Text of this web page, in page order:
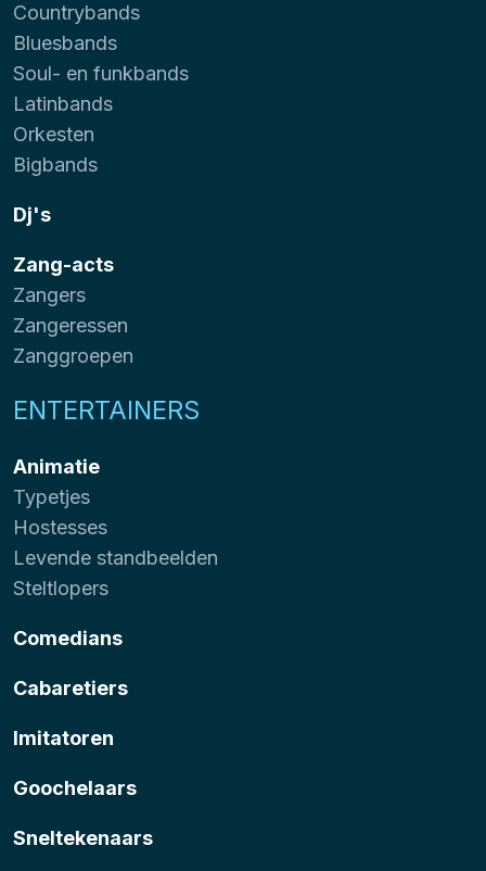
Countrybands
Bluesbands
Soul- en funkbands
Latinbands
Orkesten
Bigbands
Dj's
Zang-acts
Zangers
Zangeressen
Zanggroepen
ENTERTAINERS
Animatie
Typetjes
Hostesses
Levende standbeelden
Steltlopers
Comedians
Cabaretiers
Imitatoren
Goochelaars
Sneltekenaars